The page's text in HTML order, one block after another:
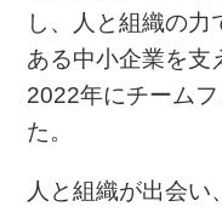
し、人と組織の
ある中小企業を支
2022年にチーム
た。
人と組織が出会